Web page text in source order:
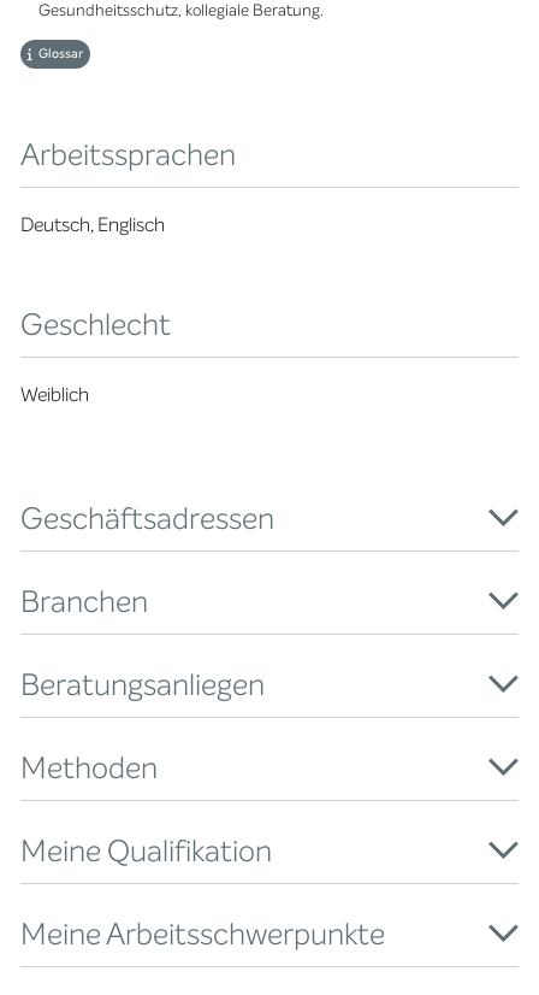
Gesundheitsschutz, kollegiale Beratung.
Glossar
Arbeitssprachen
Deutsch, Englisch
Geschlecht
Weiblich
Geschäftsadressen
Branchen
Beratungsanliegen
Methoden
Meine Qualifikation
Meine Arbeitsschwerpunkte